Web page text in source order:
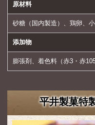
原材料
砂糖（国内製造）、鶏卵、
添加物
膨張剤、着色料（赤3・赤
平井製菓特